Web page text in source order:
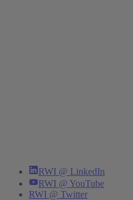
RWI @ LinkedIn
RWI @ YouTube
RWI @ Twitter